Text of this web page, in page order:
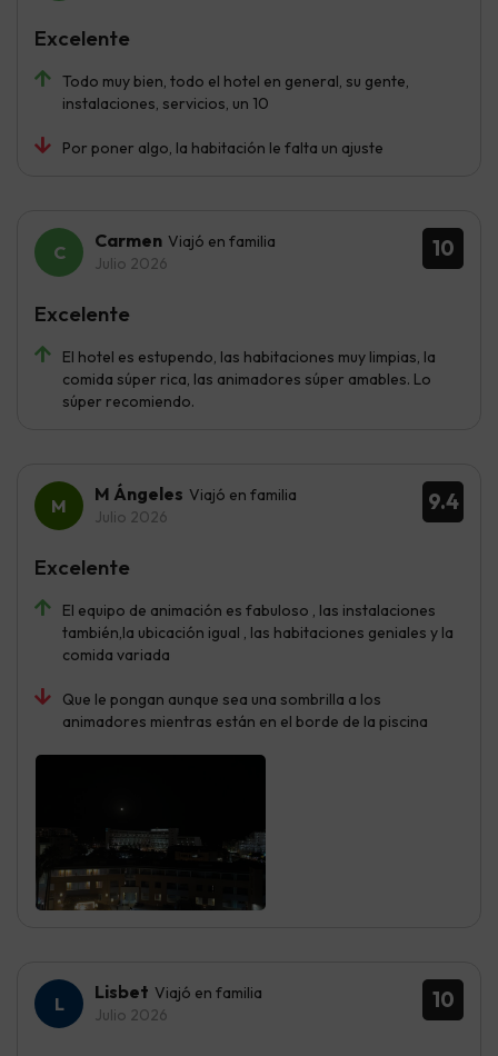
Todo muy bien, todo el hotel en general, su gente,
instalaciones, servicios, un 10
Por poner algo, la habitación le falta un ajuste
Excelente
10
Carmen Viajó en familia
Julio 2026
El hotel es estupendo, las habitaciones muy limpias, la
comida súper rica, las animadores súper amables. Lo
súper recomiendo.
Excelente
9.4
M Ángeles Viajó en familia
Julio 2026
El equipo de animación es fabuloso , las instalaciones
también,la ubicación igual , las habitaciones geniales y la
comida variada
Que le pongan aunque sea una sombrilla a los
animadores mientras están en el borde de la piscina
Excelente
10
Lisbet Viajó en familia
Julio 2026